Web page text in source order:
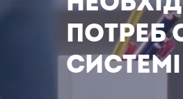
потреб
системі